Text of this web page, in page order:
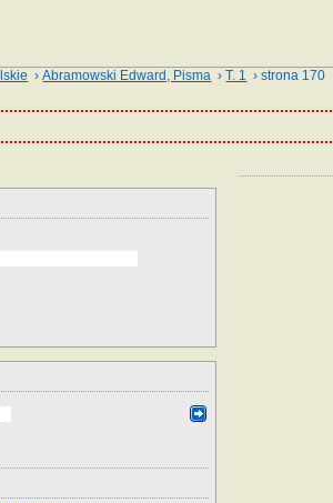
›Abramowski Edward, Pisma ›T. 1 › strona 170